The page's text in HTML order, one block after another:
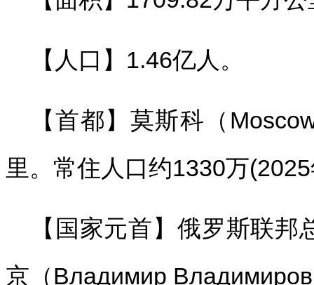
【人口】1.46亿人。
【首都】莫斯科（
里。常住人口约1330万
【国家元首】俄罗斯联邦
京（Владимир